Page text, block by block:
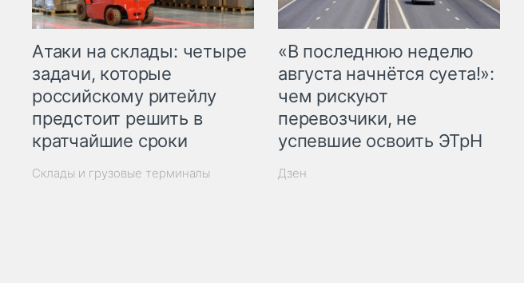
Атаки на склады: четыре
задачи, которые
российскому ритейлу
предстоит решить в
кратчайшие сроки
Склады и грузовые терминалы
«В последнюю неделю
августа начнётся суета!»:
чем рискуют
перевозчики, не
успевшие освоить ЭТрН
Дзен